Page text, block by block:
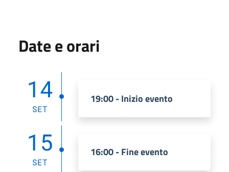
Date e orari
14
SET
19:00 - Inizio evento
15
SET
16:00 - Fine evento